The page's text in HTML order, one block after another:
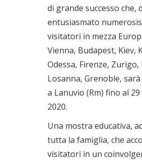
di grande successo che,
entusiasmato
visitatori in mezza
Vienna, Budapest, Kiev,
Odessa, Firenze, Zurigo,
Losanna, Grenoble,
a Lanuvio (Rm) fino al
2020.
Una mostra educativa,
tutta la famiglia, che
visitatori in un